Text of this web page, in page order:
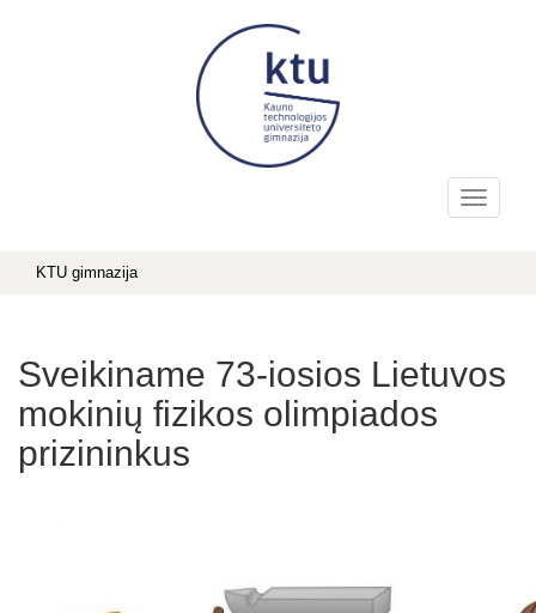
KTU gimnazija
Sveikiname 73-iosios Lietuvos
mokinių fizikos olimpiados
prizininkus